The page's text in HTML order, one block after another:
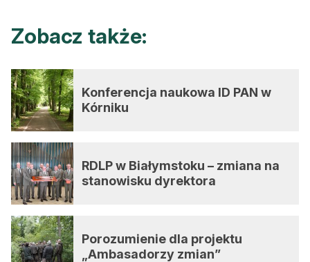
Zobacz także:
Konferencja naukowa ID PAN w
Kórniku
RDLP w Białymstoku – zmiana na
stanowisku dyrektora
Porozumienie dla projektu
„Ambasadorzy zmian”